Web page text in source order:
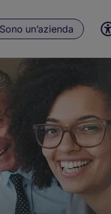
Sono un’azienda